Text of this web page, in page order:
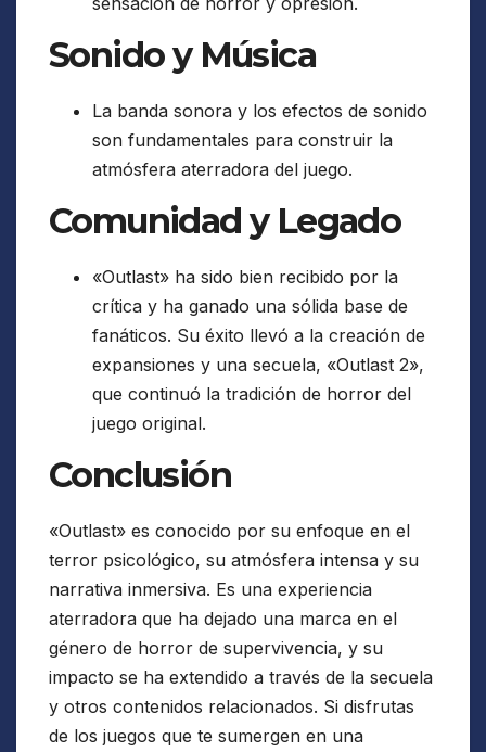
Sonido y Música
La banda sonora y los efectos de sonido
son fundamentales para construir la
atmósfera aterradora del juego.
Comunidad y Legado
«Outlast» ha sido bien recibido por la
crítica y ha ganado una sólida base de
fanáticos. Su éxito llevó a la creación de
expansiones y una secuela, «Outlast 2»,
que continuó la tradición de horror del
juego original.
Conclusión
«Outlast» es conocido por su enfoque en el
terror psicológico, su atmósfera intensa y su
narrativa inmersiva. Es una experiencia
aterradora que ha dejado una marca en el
género de horror de supervivencia, y su
impacto se ha extendido a través de la secuela
y otros contenidos relacionados. Si disfrutas
de los juegos que te sumergen en una